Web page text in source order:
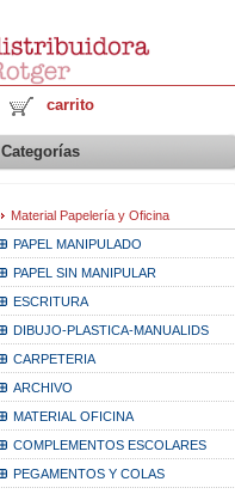
carrito
Categorías
Material Papelería y Oficina
PAPEL MANIPULADO
PAPEL SIN MANIPULAR
ESCRITURA
DIBUJO-PLASTICA-MANUALIDS
CARPETERIA
ARCHIVO
MATERIAL OFICINA
COMPLEMENTOS ESCOLARES
PEGAMENTOS Y COLAS